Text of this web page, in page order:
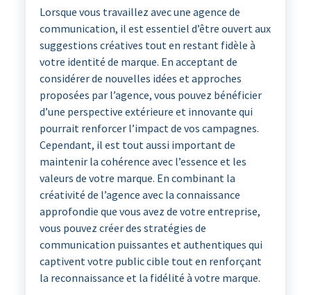
Lorsque vous travaillez avec une agence de
communication, il est essentiel d’être ouvert aux
suggestions créatives tout en restant fidèle à
votre identité de marque. En acceptant de
considérer de nouvelles idées et approches
proposées par l’agence, vous pouvez bénéficier
d’une perspective extérieure et innovante qui
pourrait renforcer l’impact de vos campagnes.
Cependant, il est tout aussi important de
maintenir la cohérence avec l’essence et les
valeurs de votre marque. En combinant la
créativité de l’agence avec la connaissance
approfondie que vous avez de votre entreprise,
vous pouvez créer des stratégies de
communication puissantes et authentiques qui
captivent votre public cible tout en renforçant
la reconnaissance et la fidélité à votre marque.